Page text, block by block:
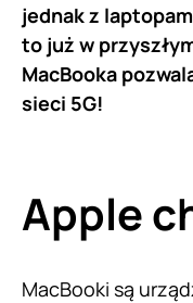
jednak z
to już w
MacBooka
sieci 5G!
Apple
MacBooki są